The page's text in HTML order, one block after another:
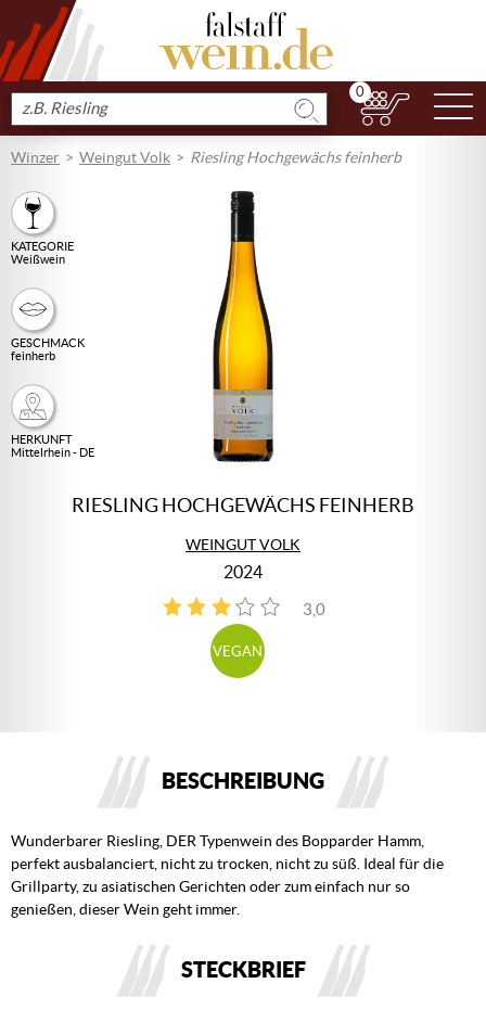
Produkt
suchen
0
Winzer Weingut Volk Riesling Hochgewächs feinherb
KATEGORIE
Weißwein
GESCHMACK
feinherb
HERKUNFT
Mittelrhein - DE
RIESLING HOCHGEWÄCHS FEINHERB
WEINGUT VOLK
2024
3,0
1
VEGAN
BESCHREIBUNG
Wunderbarer Riesling, DER Typenwein des Bopparder Hamm,
perfekt ausbalanciert, nicht zu trocken, nicht zu süß. Ideal für die
Grillparty, zu asiatischen Gerichten oder zum einfach nur so
genießen, dieser Wein geht immer.
STECKBRIEF